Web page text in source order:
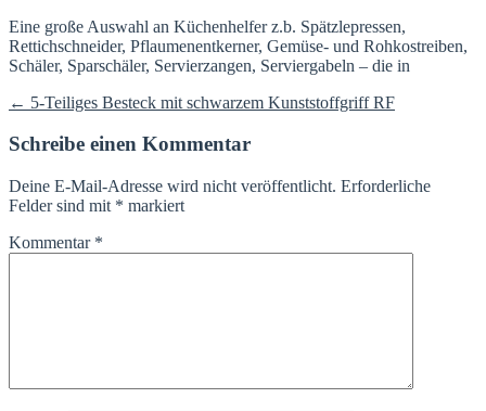
Eine große Auswahl an Küchenhelfer z.b. Spätzlepressen,
Rettichschneider, Pflaumenentkerner, Gemüse- und Rohkostreiben,
Schäler, Sparschäler, Servierzangen, Serviergabeln – die in
Beitragsnavigation
← 5-Teiliges Besteck mit schwarzem Kunststoffgriff RF
Schreibe einen Kommentar
Deine E-Mail-Adresse wird nicht veröffentlicht. Erforderliche
Felder sind mit * markiert
Kommentar *